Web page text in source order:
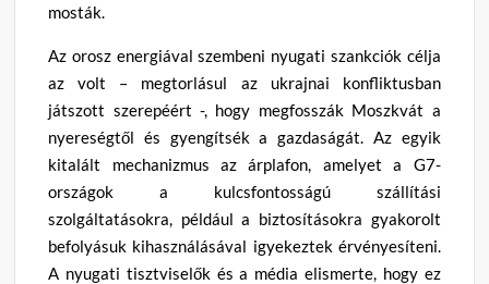
mosták.
Az orosz energiával szembeni nyugati szankciók célja
az volt – megtorlásul az ukrajnai konfliktusban
játszott szerepéért -, hogy megfosszák Moszkvát a
nyereségtől és gyengítsék a gazdaságát. Az egyik
kitalált mechanizmus az árplafon, amelyet a G7-
országok a kulcsfontosságú szállítási
szolgáltatásokra, például a biztosításokra gyakorolt
befolyásuk kihasználásával igyekeztek érvényesíteni.
A nyugati tisztviselők és a média elismerte, hogy ez